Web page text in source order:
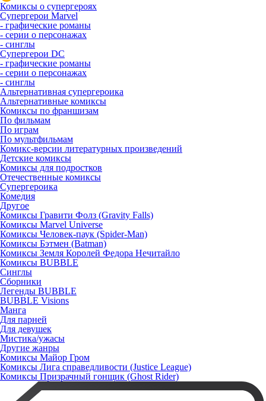
Комиксы о супергероях
Супергерои Marvel
- графические романы
- серии о персонажах
- синглы
Супергерои DC
- графические романы
- серии о персонажах
- синглы
Альтернативная супергероика
Альтернативные комиксы
Комиксы по франшизам
По фильмам
По играм
По мультфильмам
Комикс-версии литературных произведений
Детские комиксы
Комиксы для подростков
Отечественные комиксы
Супергероика
Комедия
Другое
Комиксы Гравити Фолз (Gravity Falls)
Комиксы Marvel Universe
Комиксы Человек-паук (Spider-Man)
Комиксы Бэтмен (Batman)
Комиксы Земля Королей Федора Нечитайло
Комиксы BUBBLE
Синглы
Сборники
Легенды BUBBLE
BUBBLE Visions
Манга
Для парней
Для девушек
Мистика/ужасы
Другие жанры
Комиксы Майор Гром
Комиксы Лига справедливости (Justice League)
Комиксы Призрачный гонщик (Ghost Rider)